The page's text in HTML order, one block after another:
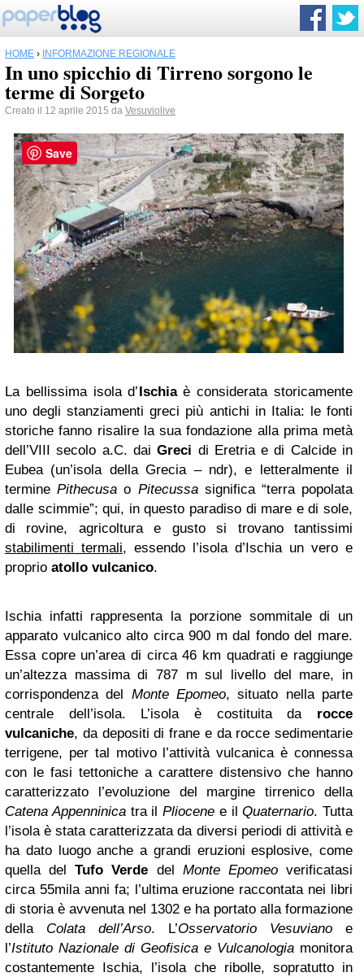
HOME › INFORMAZIONE REGIONALE
In uno spicchio di Tirreno sorgono le
terme di Sorgeto
Creato il 12 aprile 2015 da Vesuviolive
La bellissima isola d’ Ischiaè considerata storicamente
uno degli stanziamenti greci più antichi in Italia: le fonti
storiche fanno risalire la sua fondazione alla prima metà
dell’VIII secolo a.C. daiGreci di Eretria e di Calcide in
Eubea (un’isola della Grecia – ndr), e letteralmente il
terminePithecusa o Pitecussasignifica “terra popolata
dalle scimmie”; qui, in questo paradiso di mare e di sole,
di rovine, agricoltura e gusto si trovano tantissimi
stabilimenti termali, essendo l’isola d’Ischia un vero e
proprio atollo vulcanico.
Ischia infatti rappresenta la porzione sommitale di un
apparato vulcanico alto circa 900 m dal fondo del mare.
Essa copre un’area di circa 46 km quadrati e raggiunge
un’altezza massima di 787 m sul livello del mare, in
corrispondenza del Monte Epomeo, situato nella parte
centrale dell’isola. L’isola è costituita da rocce
vulcaniche, da depositi di frane e da rocce sedimentarie
terrigene, per tal motivo l’attività vulcanica è connessa
con le fasi tettoniche a carattere distensivo che hanno
caratterizzato l’evoluzione del margine tirrenico della
Catena Appenninicatra il Pliocene e ilQuaternario. Tutta
l’isola è stata caratterizzata da diversi periodi di attività e
ha dato luogo anche a grandi eruzioni esplosive, come
quella delTufo Verde del Monte Epomeoverificatasi
circa 55mila anni fa; l’ultima eruzione raccontata nei libri
di storia è avvenuta nel 1302 e ha portato alla formazione
della Colata dell’Arso. L’Osservatorio Vesuviano e
l’Istituto Nazionale di Geofisica e Vulcanologia monitora
costantemente Ischia, l’isola che ribolle, sopratutto in
Save